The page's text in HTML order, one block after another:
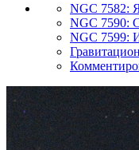
NGC 7582:
NGC 7590:
NGC 7599: